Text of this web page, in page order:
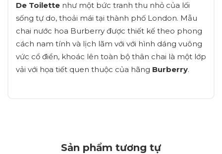
De Toilette như một bức tranh thu nhỏ của lối
sống tự do, thoải mái tại thành phố London. Mẫu
chai nước hoa Burberry được thiết kế theo phong
cách nam tính và lịch lãm với với hình dáng vuông
vức cổ điển, khoác lên toàn bộ thân chai là một lớp
vải với họa tiết quen thuộc của hãng Burberry.
Sản phẩm tương tự